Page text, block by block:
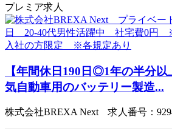
プレミア求人
【年間休日190日◎1年の半分
気自動車用のバッテリー製造...
株式会社BREXA Next 求人番号：